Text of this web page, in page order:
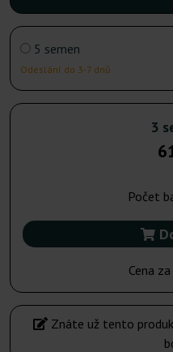
5 semen
Odeslání do 3-7 dnů
3
Počet
Cena
Znáte už tento